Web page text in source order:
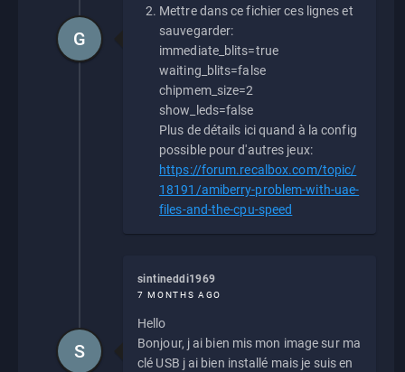
Mettre dans ce fichier ces lignes et
sauvegarder:
immediate_blits=true
waiting_blits=false
chipmem_size=2
show_leds=false
Plus de détails ici quand à la config
possible pour d'autres jeux:
https://forum.recalbox.com/topic/
18191/amiberry-problem-with-uae-
files-and-the-cpu-speed
G
sintineddi1969
7 MONTHS AGO
Hello
Bonjour, j ai bien mis mon image sur ma
clé USB j ai bien installé mais je suis en
S